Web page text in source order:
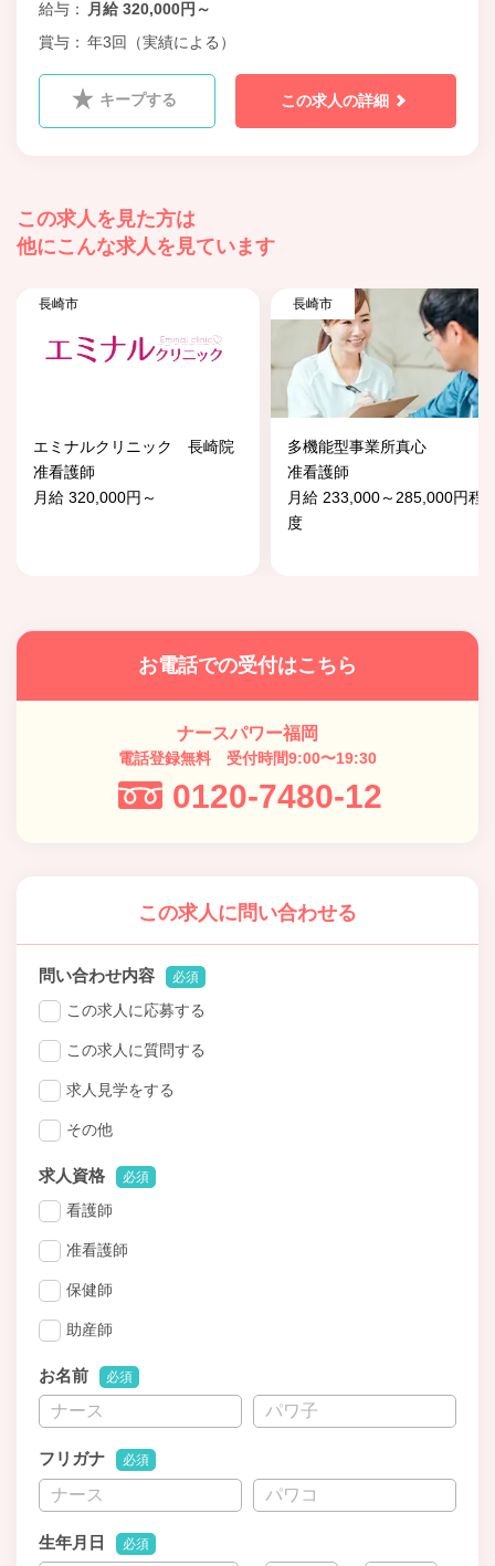
給与
月給 320,000円～
賞与
年3回（実績による）
キープする この求人の詳細
この求人を見た方は
他にこんな求人を見ています
長崎市
エミナルクリニック 長崎院
准看護師
月給 320,000円～
長崎市
多機能型事業所真心
准看護師
月給 233,000～285,000円程
度
お電話での受付はこちら
ナースパワー福岡
電話登録無料 受付時間9:00〜19:30
0120-7480-12
この求人に問い合わせる
問い合わせ内容 必須
この求人に応募する
この求人に質問する
求人見学をする
その他
求人資格 必須
看護師
准看護師
保健師
助産師
お名前 必須
フリガナ 必須
生年月日 必須